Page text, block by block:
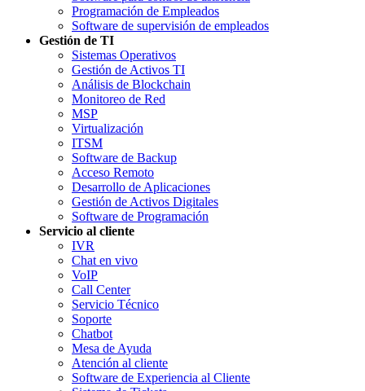
Programación de Empleados
Software de supervisión de empleados
Gestión de TI
Sistemas Operativos
Gestión de Activos TI
Análisis de Blockchain
Monitoreo de Red
MSP
Virtualización
ITSM
Software de Backup
Acceso Remoto
Desarrollo de Aplicaciones
Gestión de Activos Digitales
Software de Programación
Servicio al cliente
IVR
Chat en vivo
VoIP
Call Center
Servicio Técnico
Soporte
Chatbot
Mesa de Ayuda
Atención al cliente
Software de Experiencia al Cliente